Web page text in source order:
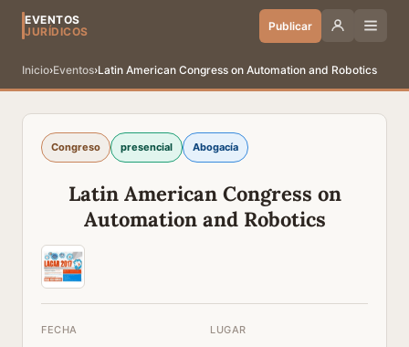
EVENTOS
JURÍDICOS
Publicar
Inicio›Eventos›Latin American Congress on Automation and Robotics
Congreso presencial Abogacía
Latin American Congress on
Automation and Robotics
FECHA LUGAR